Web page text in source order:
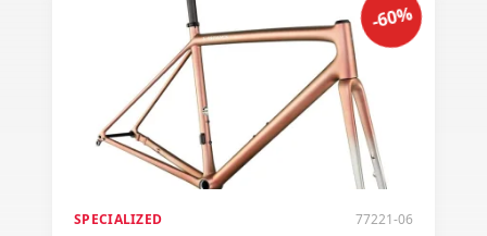
-60%
SPECIALIZED 77221-06